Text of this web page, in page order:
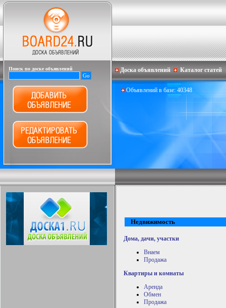
Поиск по доске объявлений Доска объявлений Каталог статей
Объявлений в базе: 40348
Недвижимость
Дома, дачи, участки
Внаем
Продажа
Квартиры и комнаты
Аренда
Обмен
Продажа